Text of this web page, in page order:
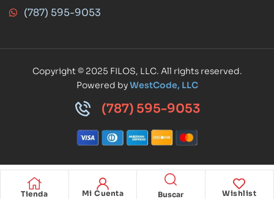
Tienda Mi Cuenta Wishlist
(787) 595-9053
Copyright © 2025 FILOS, LLC. All rights reserved.
Powered byWestCode, LLC
(787) 595-9053